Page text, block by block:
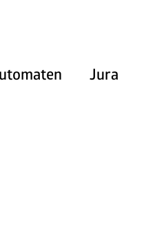
Jura